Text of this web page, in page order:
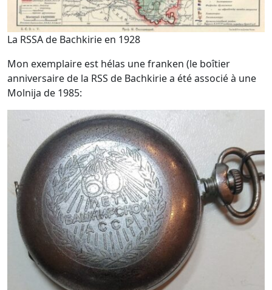
La RSSA de Bachkirie en 1928
Mon exemplaire est hélas une franken (le boîtier
anniversaire de la RSS de Bachkirie a été associé à une
Molnija de 1985: